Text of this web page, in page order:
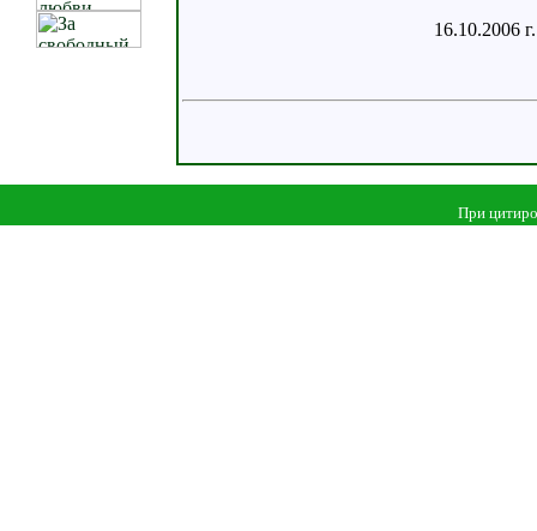
16.10.2006 г.
При